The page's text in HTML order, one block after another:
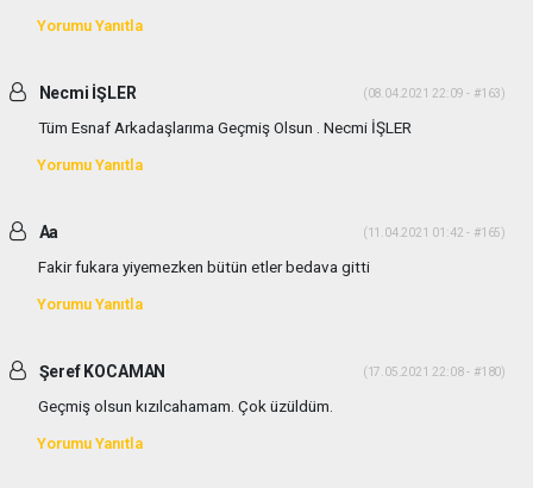
Yorumu Yanıtla
Necmi İŞLER (08.04.2021 22:09 - #163)
Tüm Esnaf Arkadaşlarıma Geçmiş Olsun . Necmi İŞLER
Yorumu Yanıtla
Aa (11.04.2021 01:42 - #165)
Fakir fukara yiyemezken bütün etler bedava gitti
Yorumu Yanıtla
Şeref KOCAMAN (17.05.2021 22:08 - #180)
Geçmiş olsun kızılcahamam. Çok üzüldüm.
Yorumu Yanıtla